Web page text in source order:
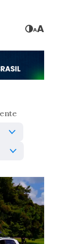
AA